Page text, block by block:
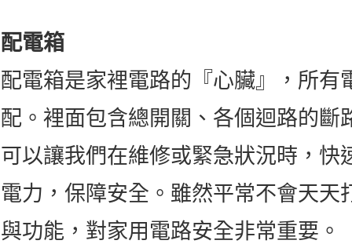
配電箱
配電箱是家裡電路的『心臟』，所有
配。裡面包含總開關、各個迴路的斷
可以讓我們在維修或緊急狀況時，快
電力，保障安全。雖然平常不會天天
與功能，對家用電路安全非常重要。